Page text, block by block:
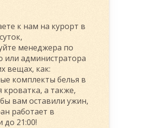
к нам на курорт в
менеджера по
администратора
вещах, как:
комплекты белья в
кроватка, а также,
вам оставили ужин,
работает в
до 21:00!